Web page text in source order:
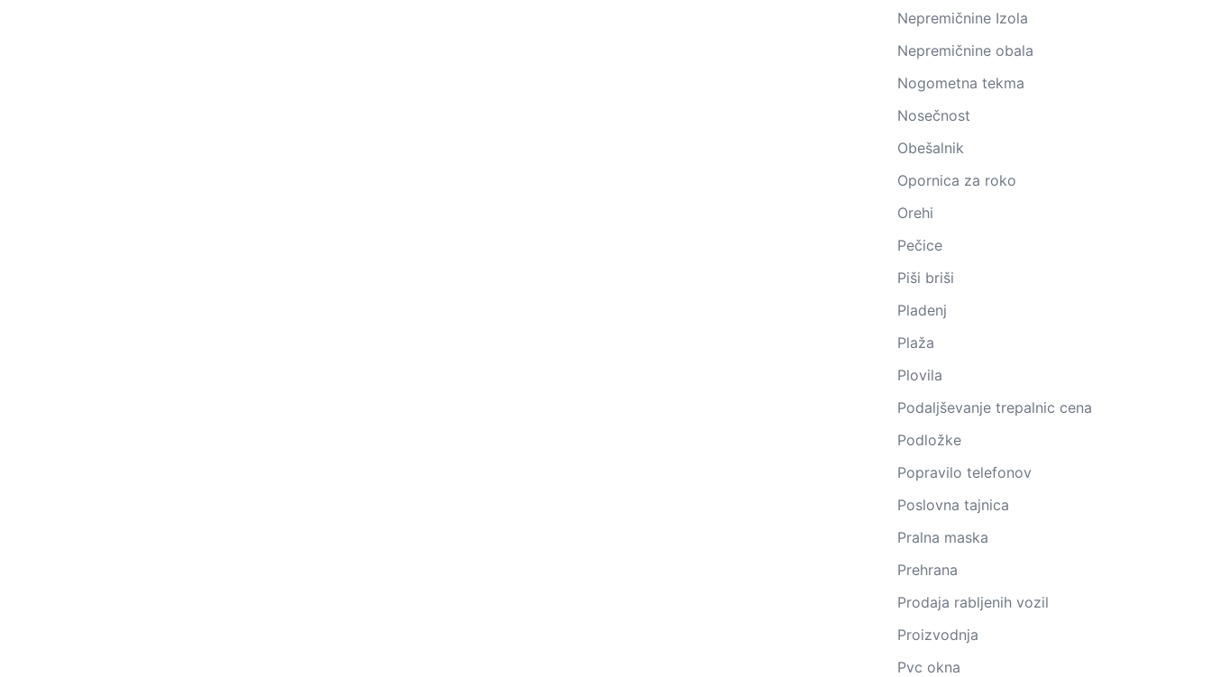
Nepremičnine Izola
Nepremičnine obala
Nogometna tekma
Nosečnost
Obešalnik
Opornica za roko
Orehi
Pečice
Piši briši
Pladenj
Plaža
Plovila
Podaljševanje trepalnic cena
Podložke
Popravilo telefonov
Poslovna tajnica
Pralna maska
Prehrana
Prodaja rabljenih vozil
Proizvodnja
Pvc okna